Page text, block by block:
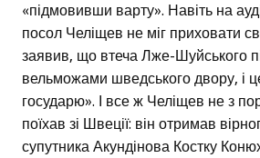
«підмовивши варту». Навіть на
посол Челіщев не міг приховати
заявив, що втеча Лже-Шуйського
вельможами шведського двору, і
государю». І все ж Челіщев не з
поїхав зі Швеції: він отримав
супутника Акундінова Костку